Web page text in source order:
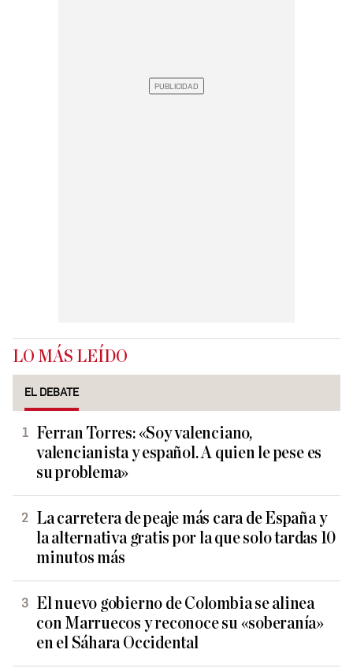
LO MÁS LEÍDO
EL DEBATE
Ferran Torres: «Soy valenciano,
valencianista y español. A quien le pese es
su problema»
La carretera de peaje más cara de España y
la alternativa gratis por la que solo tardas 10
minutos más
El nuevo gobierno de Colombia se alinea
con Marruecos y reconoce su «soberanía»
en el Sáhara Occidental